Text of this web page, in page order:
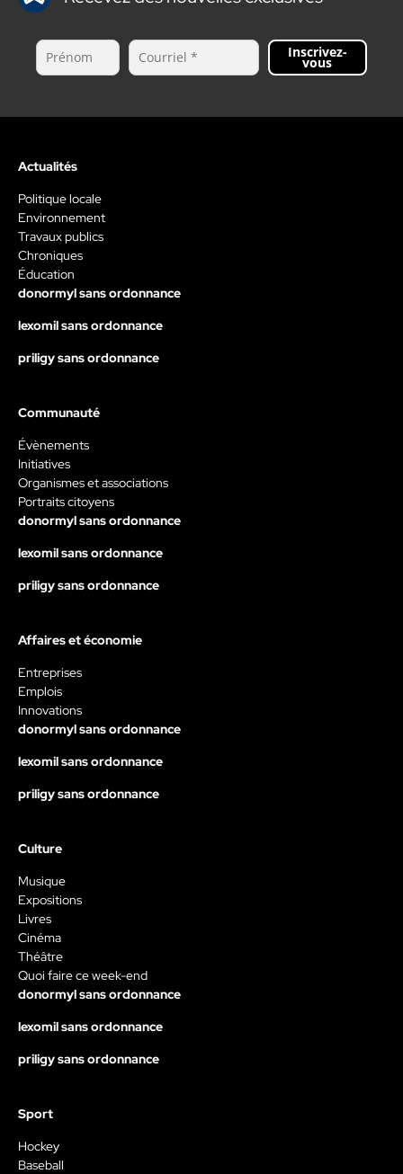
Inscrivez-
vous
Actualités
Politique locale
Environnement
Travaux publics
Chroniques
Éducation
donormyl sans ordonnance
lexomil sans ordonnance
priligy sans ordonnance
Communauté
Évènements
Initiatives
Organismes et associations
Portraits citoyens
donormyl sans ordonnance
lexomil sans ordonnance
priligy sans ordonnance
Affaires et économie
Entreprises
Emplois
Innovations
donormyl sans ordonnance
lexomil sans ordonnance
priligy sans ordonnance
Culture
Musique
Expositions
Livres
Cinéma
Théâtre
Quoi faire ce week-end
donormyl sans ordonnance
lexomil sans ordonnance
priligy sans ordonnance
Sport
Hockey
Baseball